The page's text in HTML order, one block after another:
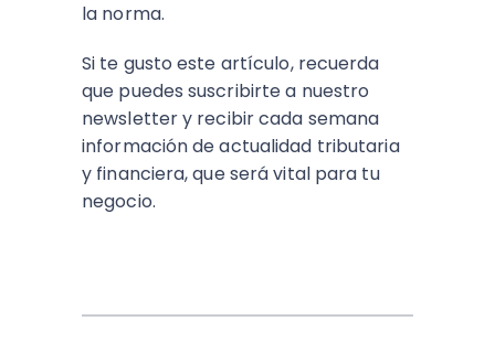
la norma.
Si te gusto este artículo, recuerda
que puedes suscribirte a nuestro
newsletter y recibir cada semana
información de actualidad tributaria
y financiera, que será vital para tu
negocio.